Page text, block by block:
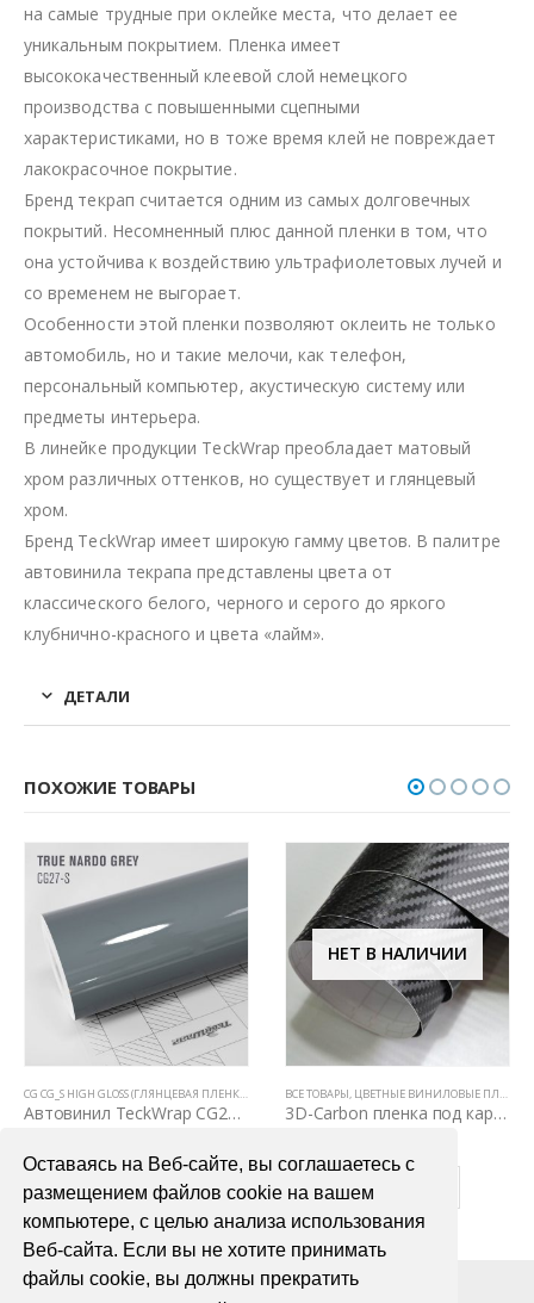
Оставаясь на Веб-сайте, вы соглашаетесь с
размещением файлов cookie на вашем
компьютере, с целью анализа использования
Веб-сайта. Если вы не хотите принимать
файлы cookie, вы должны прекратить
на самые трудные при оклейке места, что делает ее
уникальным покрытием. Пленка имеет
высококачественный клеевой слой немецкого
производства с повышенными сцепными
характеристиками, но в тоже время клей не повреждает
лакокрасочное покрытие.
Бренд текрап считается одним из самых долговечных
покрытий. Несомненный плюс данной пленки в том, что
она устойчива к воздействию ультрафиолетовых лучей и
со временем не выгорает.
Особенности этой пленки позволяют оклеить не только
автомобиль, но и такие мелочи, как телефон,
персональный компьютер, акустическую систему или
предметы интерьера.
В линейке продукции TeckWrap преобладает матовый
хром различных оттенков, но существует и глянцевый
хром.
Бренд TeckWrap имеет широкую гамму цветов. В палитре
автовинила текрапа представлены цвета от
классического белого, черного и серого до яркого
клубнично-красного и цвета «лайм».
ДЕТАЛИ
ПОХОЖИЕ ТОВАРЫ
,ВСЕ ТОВАРЫ, ЦВЕТНЫЕ ВИНИЛОВЫЕ ПЛЕНКИ ,АВТОВИНИЛ TECKWRAP,ВСЕ ТОВАРЫ
Автовинил TeckWrap CG27-S True Nardo Grey
В КОРЗИНУ
НЕТ В НАЛИЧИИ
ВСЕ ТОВАРЫ ЦВЕТНЫЕ ВИНИЛОВЫЕ ПЛЕНКИ
3D-Carbon пленка под карбон
ПОДРОБНЕЕ